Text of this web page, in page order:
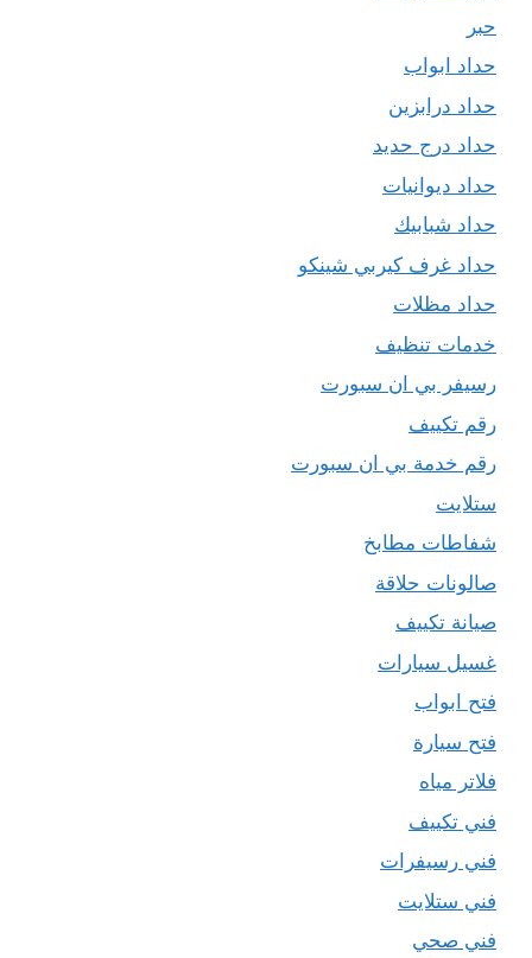
حبر
حداد ابواب
حداد درابزين
حداد درج حديد
حداد ديوانيات
حداد شبابيك
حداد غرف كيربي شينكو
حداد مظلات
خدمات تنظيف
رسيفر بي ان سبورت
رقم تكييف
رقم خدمة بي ان سبورت
ستلايت
شفاطات مطابخ
صالونات حلاقة
صيانة تكييف
غسيل سيارات
فتح ابواب
فتح سيارة
فلاتر مياه
فني تكييف
فني رسيفرات
فني ستلايت
فني صحي